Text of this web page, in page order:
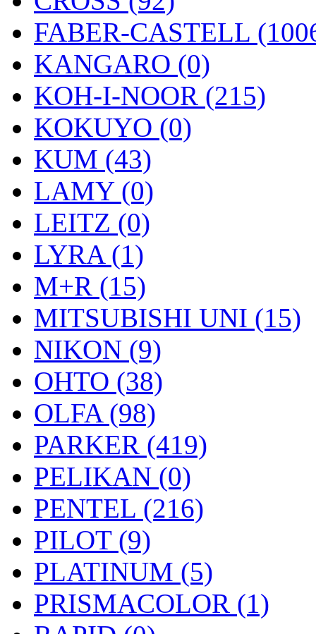
FABER-CASTELL
KANGARO (0)
KOH-I-NOOR (215)
KOKUYO (0)
KUM (43)
LAMY (0)
LEITZ (0)
LYRA (1)
M+R (15)
MITSUBISHI UNI (15)
NIKON (9)
OHTO (38)
OLFA (98)
PARKER (419)
PELIKAN (0)
PENTEL (216)
PILOT (9)
PLATINUM (5)
PRISMACOLOR (1)